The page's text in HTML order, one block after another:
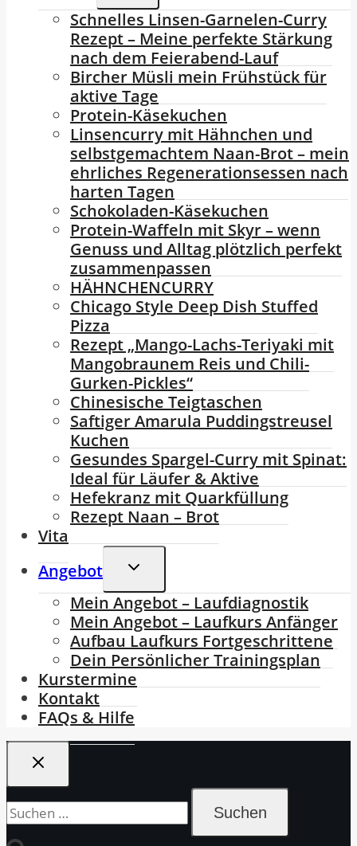
Schnelles Linsen-Garnelen-Curry
Rezept – Meine perfekte Stärkung
nach dem Feierabend-Lauf
Bircher Müsli mein Frühstück für
aktive Tage
Protein-Käsekuchen
Linsencurry mit Hähnchen und
selbstgemachtem Naan-Brot – mein
ehrliches Regenerationsessen nach
harten Tagen
Schokoladen-Käsekuchen
Protein-Waffeln mit Skyr – wenn
Genuss und Alltag plötzlich perfekt
zusammenpassen
HÄHNCHENCURRY
Chicago Style Deep Dish Stuffed
Pizza
Rezept „Mango-Lachs-Teriyaki mit
Mangobraunem Reis und Chili-
Gurken-Pickles“
Chinesische Teigtaschen
Saftiger Amarula Puddingstreusel
Kuchen
Gesundes Spargel-Curry mit Spinat:
Ideal für Läufer & Aktive
Hefekranz mit Quarkfüllung
Rezept Naan – Brot
Vita
Angebot
Untermenü
Mein Angebot – Laufdiagnostik
Mein Angebot – Laufkurs Anfänger
Aufbau Laufkurs Fortgeschrittene
Dein Persönlicher Trainingsplan
Kurstermine
Kontakt
FAQs & Hilfe
Suchen
nach: